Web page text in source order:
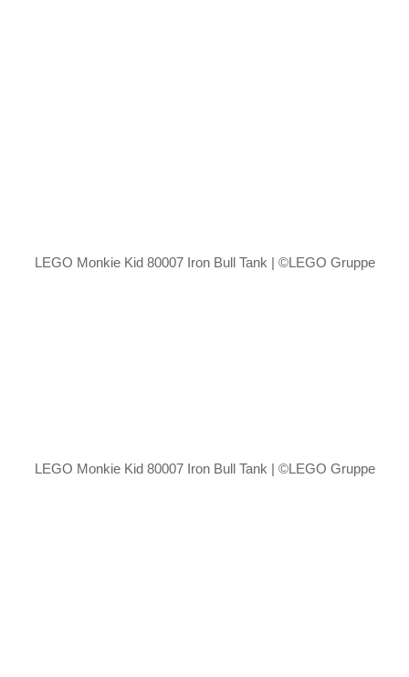
LEGO Monkie Kid 80007 Iron Bull Tank | ©LEGO Gruppe
LEGO Monkie Kid 80007 Iron Bull Tank | ©LEGO Gruppe